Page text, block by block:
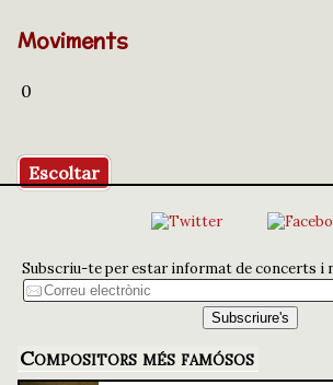
Moviments
0
Escoltar
Subscriu-te per estar informat de concerts i
Compositors més famósos